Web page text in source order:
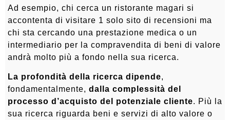
Ad esempio, chi cerca un ristorante magari si
accontenta di visitare 1 solo sito di recensioni ma
chi sta cercando una prestazione medica o un
intermediario per la compravendita di beni di valore
andrà molto più a fondo nella sua ricerca.
La profondità della ricerca dipende,
fondamentalmente, dalla complessità del
processo d’acquisto del potenziale cliente. Più la
sua ricerca riguarda beni e servizi di alto valore o